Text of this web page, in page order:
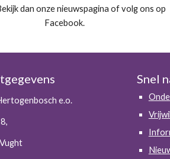
dan onze nieuwspagina of volg ons op
Facebook.
e.o.
Snel